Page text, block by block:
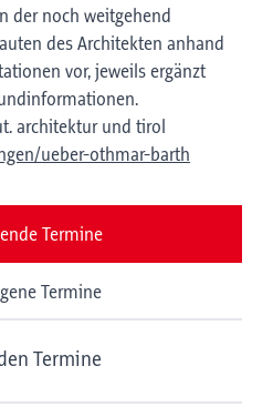
der noch weitgehend
des Architekten anhand
vor, jeweils ergänzt
architektur und tirol
ueber-othmar-barth
Termine
Termine
Termine